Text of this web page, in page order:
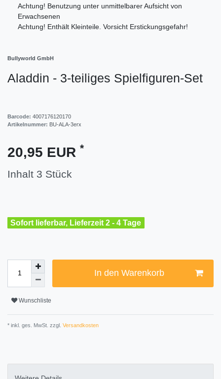
Achtung! Benutzung unter unmittelbarer Aufsicht von
Erwachsenen
Achtung! Enthält Kleinteile. Vorsicht Erstickungsgefahr!
Bullyworld GmbH
Aladdin - 3-teiliges Spielfiguren-Set
Barcode: 4007176120170
Artikelnummer: BU-ALA-3erx
20,95 EUR *
Inhalt 3 Stück
Sofort lieferbar, Lieferzeit 2 - 4 Tage
In den Warenkorb
Wunschliste
* inkl. ges. MwSt. zzgl. Versandkosten